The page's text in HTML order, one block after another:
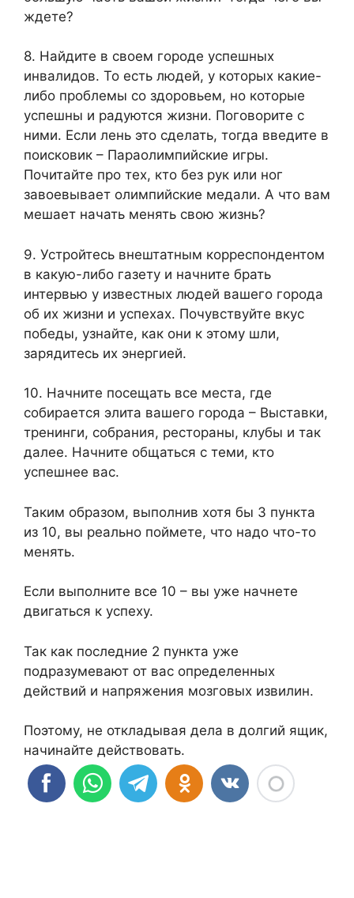
ждете?
8. Найдите в своем городе успешных
инвалидов. То есть людей, у которых какие-
либо проблемы со здоровьем, но которые
успешны и радуются жизни. Поговорите с
ними. Если лень это сделать, тогда введите в
поисковик – Параолимпийские игры.
Почитайте про тех, кто без рук или ног
завоевывает олимпийские медали. А что вам
мешает начать менять свою жизнь?
9. Устройтесь внештатным корреспондентом
в какую-либо газету и начните брать
интервью у известных людей вашего города
об их жизни и успехах. Почувствуйте вкус
победы, узнайте, как они к этому шли,
зарядитесь их энергией.
10. Начните посещать все места, где
собирается элита вашего города – Выставки,
тренинги, собрания, рестораны, клубы и так
далее. Начните общаться с теми, кто
успешнее вас.
Таким образом, выполнив хотя бы 3 пункта
из 10, вы реально поймете, что надо что-то
менять.
Если выполните все 10 – вы уже начнете
двигаться к успеху.
Так как последние 2 пункта уже
подразумевают от вас определенных
действий и напряжения мозговых извилин.
Поэтому, не откладывая дела в долгий ящик,
начинайте действовать.